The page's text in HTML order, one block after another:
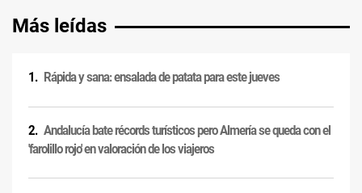
Más leídas
Rápida y sana: ensalada de patata para este jueves
Andalucía bate récords turísticos pero Almería se queda con el
'farolillo rojo' en valoración de los viajeros